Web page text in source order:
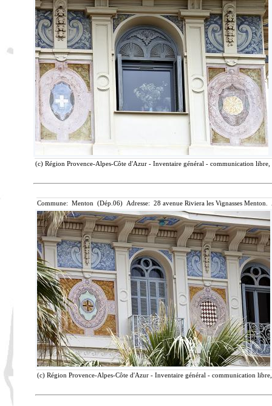
(c) Région Provence-Alpes-Côte d'Azur - Inventaire général - communication
Commune: Menton (Dép.06) Adresse: 28 avenue Riviera les Vignasses
(c) Région Provence-Alpes-Côte d'Azur - Inventaire général - communication